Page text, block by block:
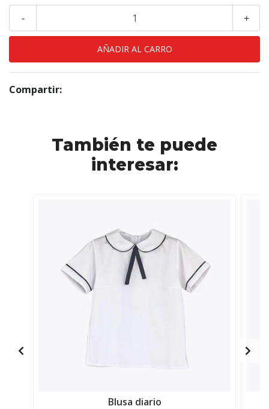
+
-
Compartir:
También te puede
interesar:
Blusa diario